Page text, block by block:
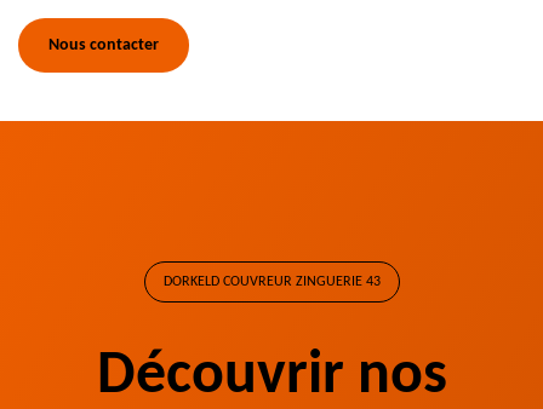
Nous contacter
DORKELD COUVREUR ZINGUERIE 43
Découvrir nos